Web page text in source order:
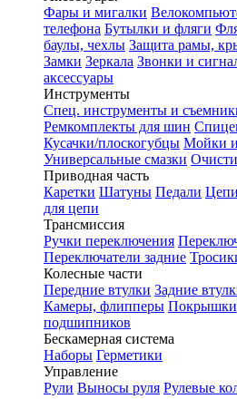
Фары и мигалки
телефона Бутылки и фляги
баулы, чехлы Защита рамы,
Замки Зеркала Звонки и
аксессуары
Инструменты
Спец. инструменты и
Ремкомплекты для шин
Кусачки/плоскогубцы Мойки
Универсальные смазки
Приводная часть
Каретки Шатуны Педали Цепи
для цепи
Трансмиссия
Ручки переключения
Переключатели задние
Колесные части
Передние втулки Задние
Камеры, флипперы Покрышки
подшипников
Бескамерная система
Наборы Герметики
Управление
Рули Выносы руля Рулевые